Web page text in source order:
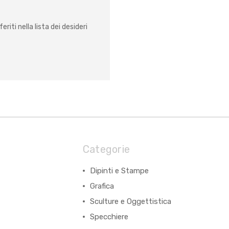
nella lista dei desideri
Categorie
Dipinti e Stampe
Grafica
Sculture e Oggettistica
Specchiere